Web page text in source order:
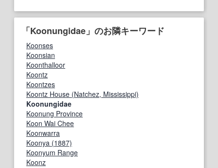
「Koonungidae」のお隣キーワード
Koonses
Koonsian
Koonthalloor
Koontz
Koontzes
Koontz House (Natchez, Mississippi)
Koonungidae
Koonung Province
Koon Wai Chee
Koonwarra
Koonya (1887)
Koonyum Range
Koonz